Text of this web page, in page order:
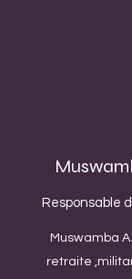
Responsable
Muswamba
retraite